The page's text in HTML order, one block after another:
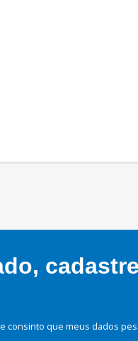
consinto que meus dados